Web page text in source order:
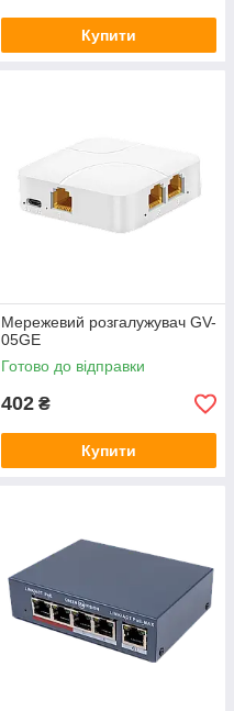
Купити
Мережевий розгалужувач GV-
05GE
Готово до відправки
402 ₴
Купити